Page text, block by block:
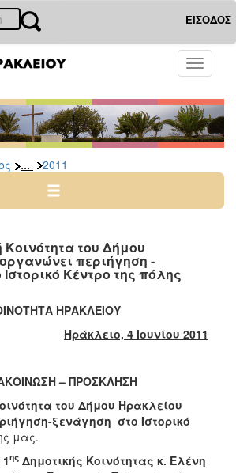
ΕΙΣΟΔΟΣ
Toggle
... 2011
Κοινότητα του Δήμου
περιήγηση -
Κέντρο της πόλης
ΗΡΑΚΛΕΙΟΥ
Ηράκλειο, 4 Ιουνίου 2011
– ΠΡΟΣΚΛΗΣΗ
του Δήμου Ηρακλείου
ξενάγηση στο Ιστορικό
μας.
ης Δημοτικής Κοινότητας κ. Ελένη